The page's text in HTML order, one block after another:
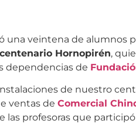
una veintena de alumnos
Hornopirén,
dependencias de
de nuestro
ventas de Comercial
profesoras que